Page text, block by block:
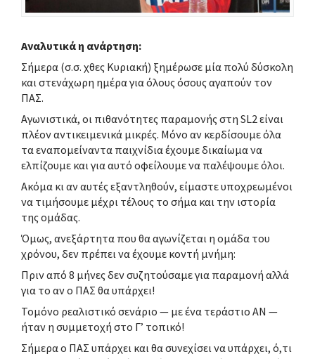
Αναλυτικά η ανάρτηση:
Σήμερα (σ.σ. χθες Κυριακή) ξημέρωσε μία πολύ δύσκολη
και στενάχωρη ημέρα για όλους όσους αγαπούν τον
ΠΑΣ.
Αγωνιστικά, οι πιθανότητες παραμονής στη SL2 είναι
πλέον αντικειμενικά μικρές. Μόνο αν κερδίσουμε όλα
τα εναπομείναντα παιχνίδια έχουμε δικαίωμα να
ελπίζουμε και για αυτό οφείλουμε να παλέψουμε όλοι.
Ακόμα κι αν αυτές εξαντληθούν, είμαστε υποχρεωμένοι
να τιμήσουμε μέχρι τέλους το σήμα και την ιστορία
της ομάδας.
Όμως, ανεξάρτητα που θα αγωνίζεται η ομάδα του
χρόνου, δεν πρέπει να έχουμε κοντή μνήμη:
Πριν από 8 μήνες δεν συζητούσαμε για παραμονή αλλά
για το αν ο ΠΑΣ θα υπάρχει!
Τομόνο ρεαλιστικό σενάριο — με ένα τεράστιο ΑΝ —
ήταν η συμμετοχή στο Γ’ τοπικό!
Σήμερα ο ΠΑΣ υπάρχει και θα συνεχίσει να υπάρχει, ό,τι